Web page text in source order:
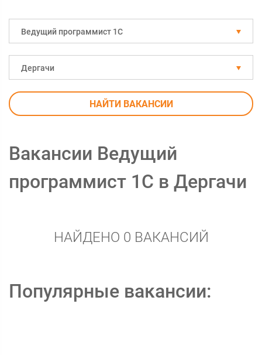
Ведущий программист 1С
Дергачи
НАЙТИ ВАКАНСИИ
Вакансии Ведущий
программист 1С в Дергачи
НАЙДЕНО 0 ВАКАНСИЙ
Популярные вакансии: